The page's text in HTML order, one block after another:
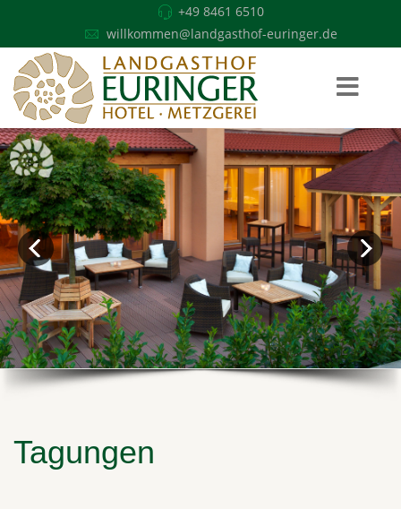
+49 8461 6510
willkommen@landgasthof-euringer.de
Tagungen